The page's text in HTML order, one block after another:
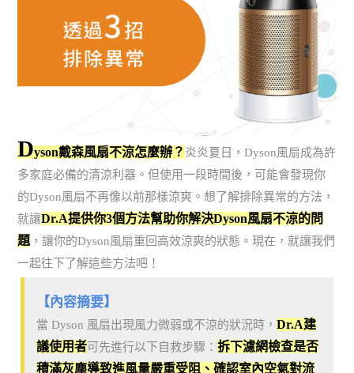
Dyson戴森風扇不涼怎麼辦？ 炎炎夏日，Dyson風扇成為許
多家庭必備的清涼利器。但使用一段時間後，可能會發現你
的Dyson風扇不再像以前那樣涼爽。想了解排除異常的方法，
就讓Dr.A提供你3個方法幫助你解決Dyson風扇不涼的問
題 ，讓你的Dyson風扇重回高效涼爽的狀態。現在，就讓我們
一起往下了解這些方法吧！
【內容摘要】
當 Dyson 風扇出現風力微弱或不涼的狀況時，Dr.A建
議使用者可先進行以下自救步驟：拆下濾網檢查是否
積滿灰塵導致進風量嚴重受阻、確認室內空氣對流